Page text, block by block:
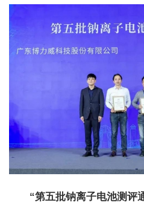
“第五批钠离子电池测评